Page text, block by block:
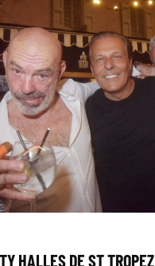
HALLES DE ST TROPEZ